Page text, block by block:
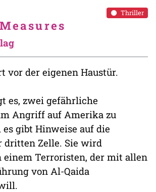
Thriller
vor der eigenen Haustür.
es, zwei gefährliche
Angriff auf Amerika zu
gibt Hinweise auf die
dritten Zelle. Sie wird
einem Terroristen, der mit allen
von Al-Qaida